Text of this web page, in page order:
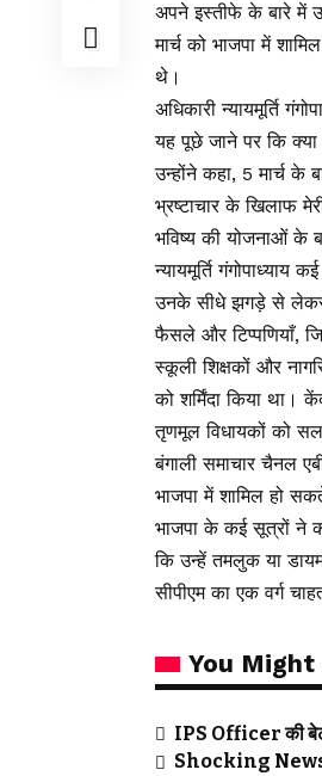
अपने इस्तीफे के बारे में
मार्च को भाजपा में
थे।
अधिकारी न्यायमूर्ति
यह पूछे जाने पर कि क्या
उन्होंने कहा, 5 मार्च के
भ्रष्टाचार के खिलाफ
भविष्य की योजनाओं के
न्यायमूर्ति
उनके सीधे झगड़े से
फैसले और टिप्पणियाँ,
स्कूली शिक्षकों और
को शर्मिंदा किया
तृणमूल विधायकों को
बंगाली समाचार चैनल
भाजपा में शामिल हो
भाजपा के कई सूत्रों ने
कि उन्हें तमलुक या
सीपीएम का एक वर्ग
You Might
IPS Officer की
Shocking News :